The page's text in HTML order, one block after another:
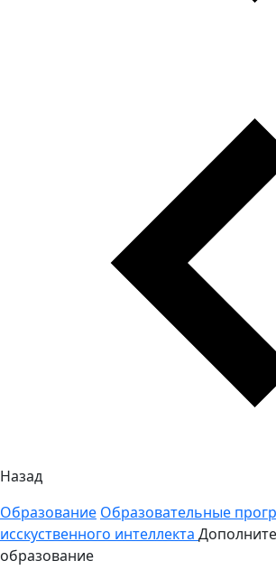
Назад
Образование Образовательные
исскуственного интеллекта
образование